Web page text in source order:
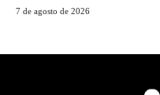
7 de agosto de 2026